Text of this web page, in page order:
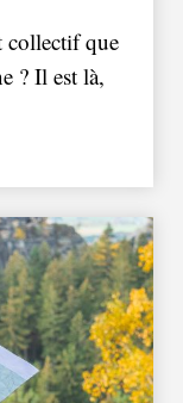
collectif que
? Il est là,